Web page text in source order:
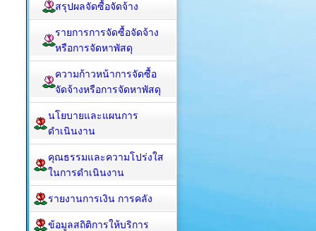
สรุปผลจัดซื้อจัดจ้าง
รายการการจัดซื้อจัดจ้าง
หรือการจัดหาพัสดุ
ความก้าวหน้าการจัดซื้อ
จัดจ้างหรือการจัดหาพัสดุ
นโยบายและแผนการ
ดำเนินงาน
คุณธรรมและความโปร่งใส
ในการดำเนินงาน
รายงานการเงิน การคลัง
ข้อมูลสถิติการให้บริการ